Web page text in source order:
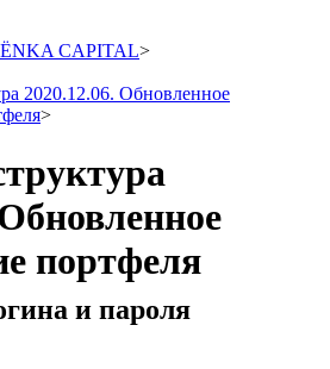
CAPITAL>
2020.12.06. Обновленное
>
портфеля
и пароля